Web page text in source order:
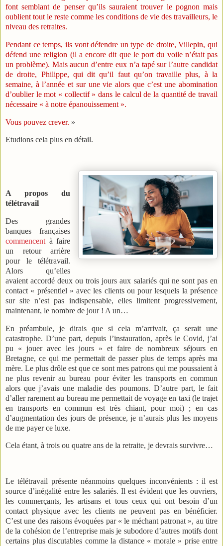
font semblant de penser qu’ils sauraient trouver le pognon mais
oublient tout le reste comme les conditions de vie des travailleurs, le
niveau des retraites.
Pendant ce temps, ils vont défendre un type de droite, Villepin, qui
défend une religion (il a encore dit que le port du voile n’était pas
un problème). Mais aucun d’entre eux n’a tapé sur l’autre candidat
de droite, Philippe, qui dit qu’il faut qu’on travaille plus, à la
semaine, à l’année et sur une vie alors que c’est une abomination
d’oublier le mot « collectif » dans le calcul de la quantité de travail
nécessaire « à notre épanouissement ».
Vous pouvez crever. »
Etudions cela plus en détail.
A propos du
télétravail
Des grandes
banques françaises
commencent à faire
un retour arrière
pour le télétravail.
Alors qu’elles
avaient accordé deux ou trois jours aux salariés qui ne sont pas en
contact « présentiel » avec les clients ou pour lesquels la présence
sur site n’est pas indispensable, elles limitent progressivement,
maintenant, le nombre de jour ! A un…
En préambule, je dirais que si cela m’arrivait, ça serait une
catastrophe. D’une part, depuis l’instauration, après le Covid, j’ai
pu « jouer avec les jours » et faire de nombreux séjours en
Bretagne, ce qui me permettait de passer plus de temps après ma
mère. Le plus drôle est que ce sont mes patrons qui me poussaient à
ne plus revenir au bureau pour éviter les transports en commun
alors que j’avais une maladie des poumons. D’autre part, le fait
d’aller rarement au bureau me permettait de voyage en taxi (le trajet
en transports en commun est très chiant, pour moi) ; en cas
d’augmentation des jours de présence, je n’aurais plus les moyens
de me payer ce luxe.
Cela étant, à trois ou quatre ans de la retraite, je devrais survivre…
Le télétravail présente néanmoins quelques inconvénients : il est
source d’inégalité entre les salariés. Il est évident que les ouvriers,
les commerçants, les artisans et tous ceux qui ont besoin d’un
contact physique avec les clients ne peuvent pas en bénéficier.
C’est une des raisons évoquées par « le méchant patronat », au titre
de la cohésion de l’entreprise mais je subodore d’autres motifs dont
certains plus discutables comme la distance « morale » prise entre